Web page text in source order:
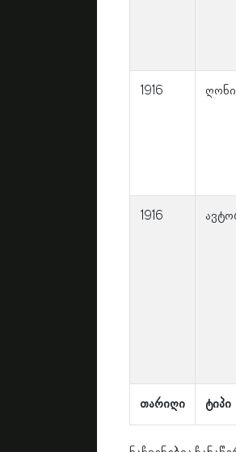
თარიღი ტიპი
1916
1916